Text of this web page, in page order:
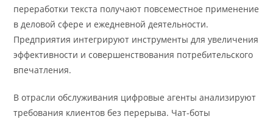
переработки текста получают повсеместное применение
в деловой сфере и ежедневной деятельности.
Предприятия интегрируют инструменты для увеличения
эффективности и совершенствования потребительского
впечатления.
В отрасли обслуживания цифровые агенты анализируют
требования клиентов без перерыва. Чат-боты